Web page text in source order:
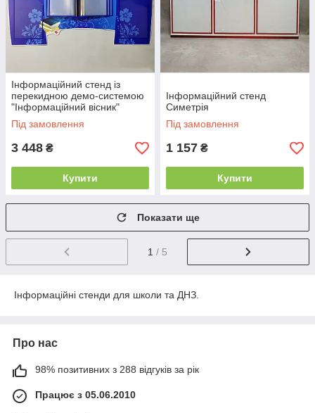
Інформаційний стенд із
перекидною демо-системою
"Інформаційний вісник"
Під замовлення
3 448 ₴
Купити
Інформаційний стенд
Симетрія
Під замовлення
1 157 ₴
Купити
Показати ще
1 / 5
Інформаційні стенди для школи та ДНЗ.
Про нас
98% позитивних з 288 відгуків за рік
Працює з 05.06.2010